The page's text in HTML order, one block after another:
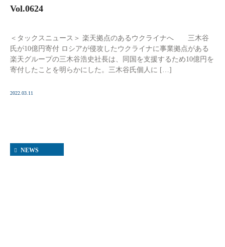
Vol.0624
＜タックスニュース＞ 楽天拠点のあるウクライナへ 三木谷
氏が10億円寄付 ロシアが侵攻したウクライナに事業拠点がある
楽天グループの三木谷浩史社長は、同国を支援するため10億円を
寄付したことを明らかにした。三木谷氏個人に […]
2022.03.11
NEWS